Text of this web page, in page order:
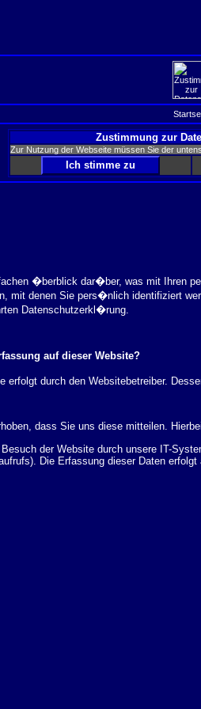
Zustimmung zur
Zur Nutzung der Webseite müssen Sie der
�berblick dar�ber, was mit Ihren
mit denen Sie pers�nlich identifiziert
Datenschutzerkl�rung.
auf dieser Website?
erfolgt durch den Websitebetreiber.
dass Sie uns diese mitteilen.
der Website durch unsere IT-
Die Erfassung dieser Daten